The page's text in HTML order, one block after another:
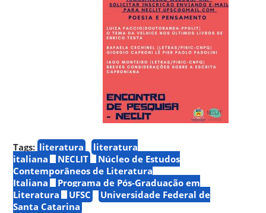
Tags: literatura
literatura
italiana
NECLIT
Núcleo de Estudos
Contemporâneos de Literatura
Italiana
Programa de Pós-Graduação em
Literatura
UFSC
Universidade Federal de
Santa Catarina